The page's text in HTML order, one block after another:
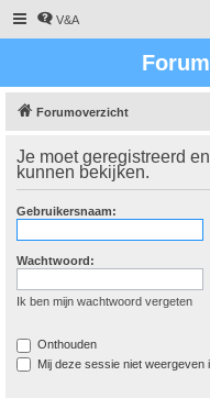
V&A
Forumoverzicht
Je moet geregistreerd
kunnen bekijken.
Gebruikersnaam:
Wachtwoord:
Ik ben mijn wachtwoord vergeten
Onthouden
Mij deze sessie niet weergeven